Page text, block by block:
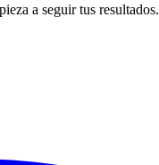
a seguir tus resultados.